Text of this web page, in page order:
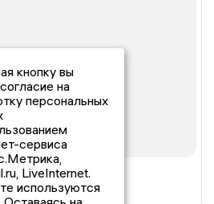
кнопку вы
на
персональных
сервиса
LiveInternet.
используются